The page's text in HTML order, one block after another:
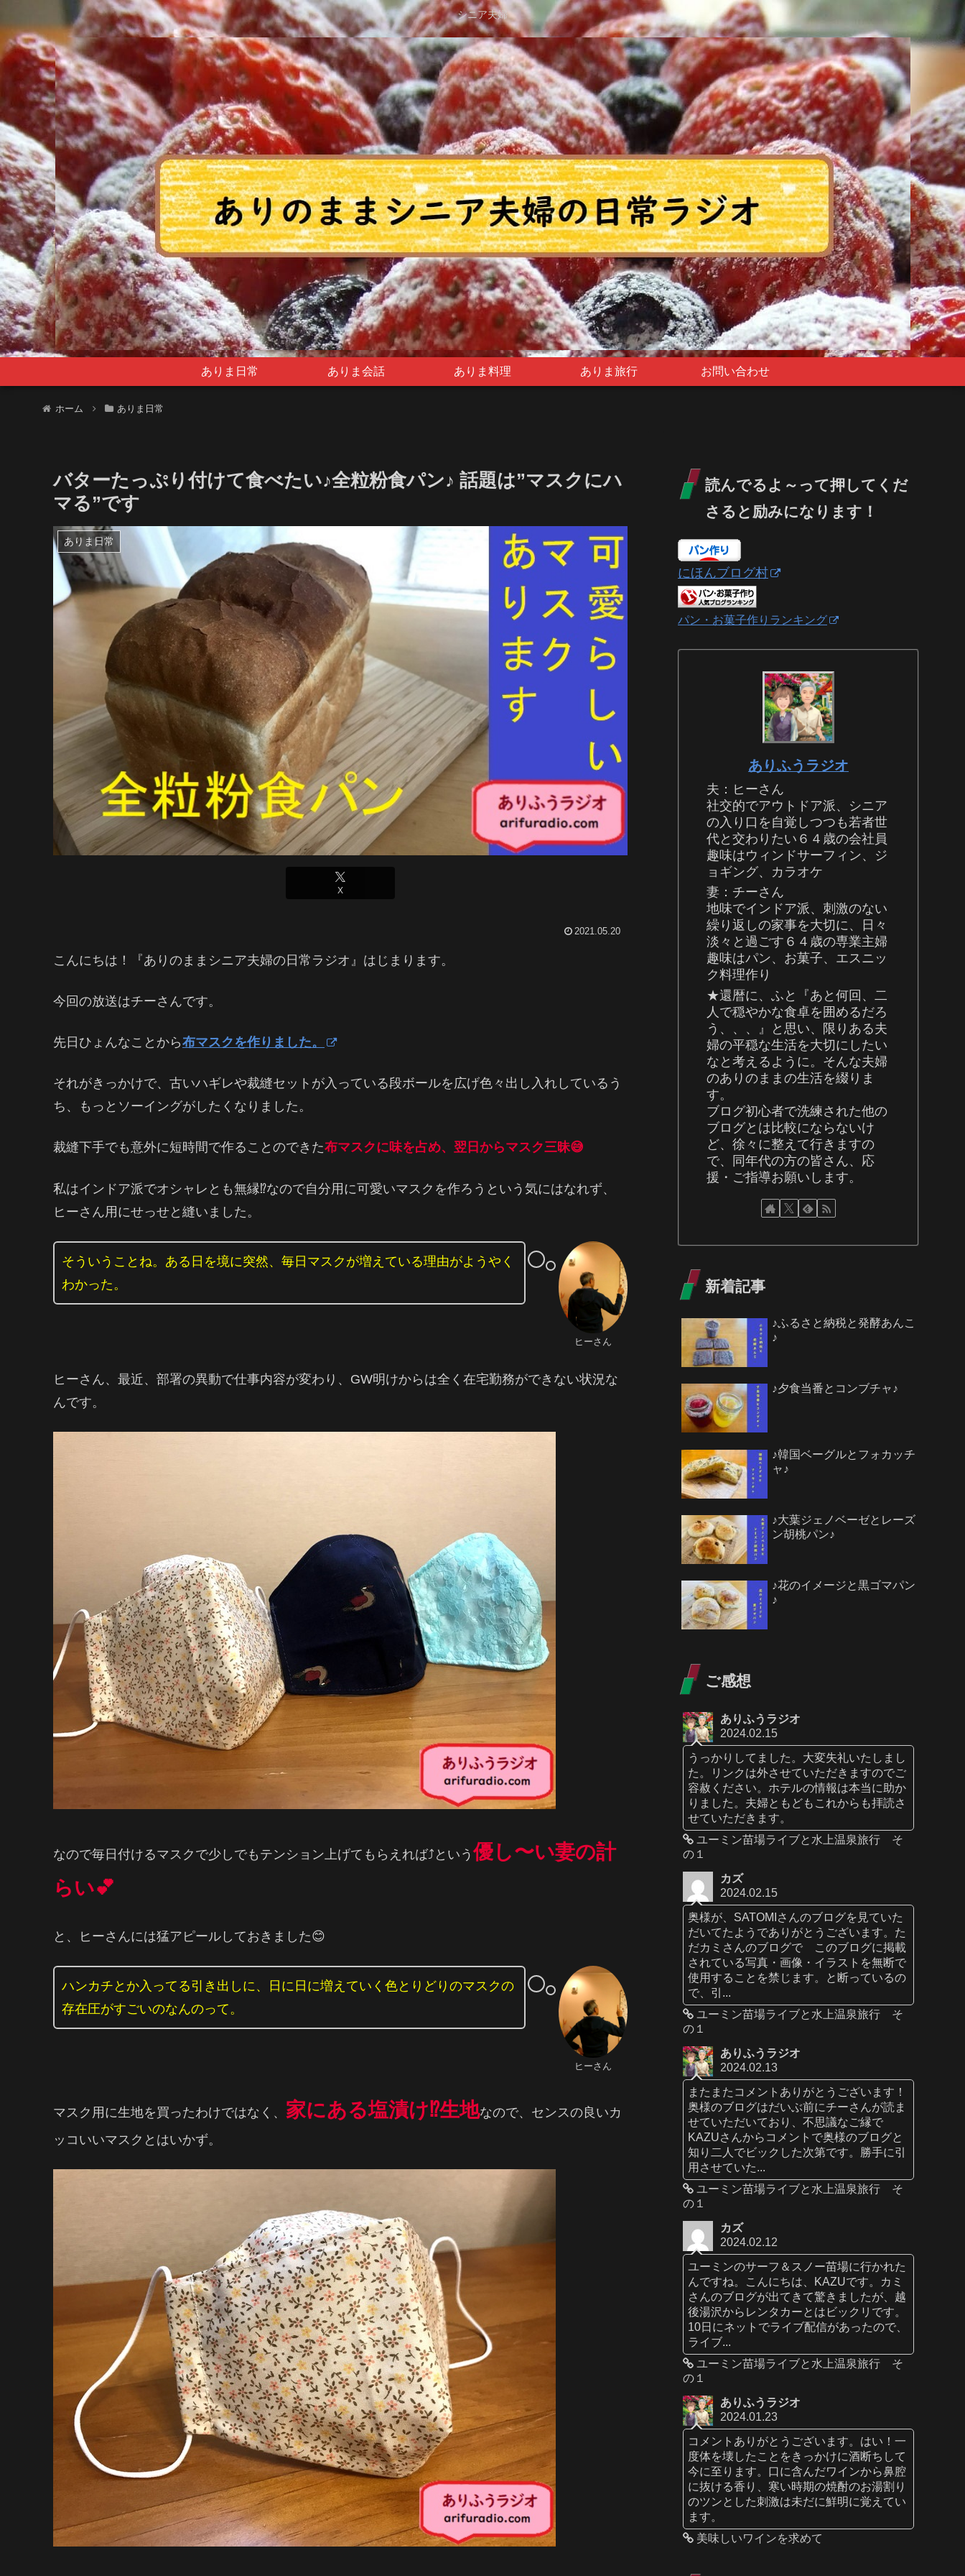
シニア夫婦
ありま日常 ありま会話 ありま料理 ありま旅行 お問い合わせ
ホーム ありま日常
バターたっぷり付けて食べたい♪全粒粉食パン♪ 話題は”マスクにハ
マる”です
ありま日常
X
2021.05.20
こんにちは！『ありのままシニア夫婦の日常ラジオ』はじまります。
今回の放送はチーさんです。
先日ひょんなことから布マスクを作りました。
それがきっかけで、古いハギレや裁縫セットが入っている段ボールを広げ色々出し入れしているう
ち、もっとソーイングがしたくなりました。
裁縫下手でも意外に短時間で作ることのできた布マスクに味を占め、翌日からマスク三昧😅
私はインドア派でオシャレとも無縁⁉️なので自分用に可愛いマスクを作ろうという気にはなれず、
ヒーさん用にせっせと縫いました。
ヒーさん
そういうことね。ある日を境に突然、毎日マスクが増えている理由がようやく
わかった。
ヒーさん、最近、部署の異動で仕事内容が変わり、GW明けからは全く在宅勤務ができない状況な
んです。
なので毎日付けるマスクで少しでもテンション上げてもらえれば⤴️という優し〜い妻の計
らい💕
と、ヒーさんには猛アピールしておきました😊
ヒーさん
ハンカチとか入ってる引き出しに、日に日に増えていく色とりどりのマスクの
存在圧がすごいのなんのって。
マスク用に生地を買ったわけではなく、 家にある塩漬け⁉️生地なので、センスの良いカ
ッコいいマスクとはいかず。
読んでるよ～って押してくだ
さると励みになります！
にほんブログ村
パン・お菓子作りランキング
ありふうラジオ
夫：ヒーさん
社交的でアウトドア派、シニア
の入り口を自覚しつつも若者世
代と交わりたい６４歳の会社員
趣味はウィンドサーフィン、ジ
ョギング、カラオケ
妻：チーさん
地味でインドア派、刺激のない
繰り返しの家事を大切に、日々
淡々と過ごす６４歳の専業主婦
趣味はパン、お菓子、エスニッ
ク料理作り
★還暦に、ふと『あと何回、二
人で穏やかな食卓を囲めるだろ
う、、、』と思い、限りある夫
婦の平穏な生活を大切にしたい
なと考えるように。そんな夫婦
のありのままの生活を綴りま
す。
ブログ初心者で洗練された他の
ブログとは比較にならないけ
ど、徐々に整えて行きますの
で、同年代の方の皆さん、応
援・ご指導お願いします。
新着記事
♪ふるさと納税と発酵あんこ
♪
♪夕食当番とコンブチャ♪
♪韓国ベーグルとフォカッチ
ャ♪
♪大葉ジェノベーゼとレーズ
ン胡桃パン♪
♪花のイメージと黒ゴマパン
♪
ご感想
ありふうラジオ
2024.02.15
うっかりしてました。大変失礼いたしまし
た。リンクは外させていただきますのでご
容赦ください。ホテルの情報は本当に助か
りました。夫婦ともどもこれからも拝読さ
せていただきます。
ユーミン苗場ライブと水上温泉旅行 そ
の１
カズ
2024.02.15
奥様が、SATOMIさんのブログを見ていた
だいてたようでありがとうございます。た
だカミさんのブログで このブログに掲載
されている写真・画像・イラストを無断で
使用することを禁じます。と断っているの
で、引...
ユーミン苗場ライブと水上温泉旅行 そ
の１
ありふうラジオ
2024.02.13
またまたコメントありがとうございます！
奥様のブログはだいぶ前にチーさんが読ま
せていただいており、不思議なご縁で
KAZUさんからコメントで奥様のブログと
知り二人でビックした次第です。勝手に引
用させていた...
ユーミン苗場ライブと水上温泉旅行 そ
の１
カズ
2024.02.12
ユーミンのサーフ＆スノー苗場に行かれた
んですね。こんにちは、KAZUです。カミ
さんのブログが出てきて驚きましたが、越
後湯沢からレンタカーとはビックリです。
10日にネットでライブ配信があったので、
ライブ...
ユーミン苗場ライブと水上温泉旅行 そ
の１
ありふうラジオ
2024.01.23
コメントありがとうございます。はい！一
度体を壊したことをきっかけに酒断ちして
今に至ります。口に含んだワインから鼻腔
に抜ける香り、寒い時期の焼酎のお湯割り
のツンとした刺激は未だに鮮明に覚えてい
ます。
美味しいワインを求めて